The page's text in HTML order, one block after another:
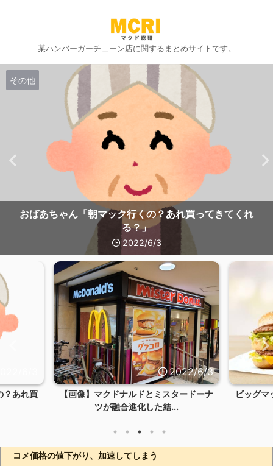
某ハンバーガーチェーン店に関するまとめサイトです。
その他
おばあちゃん「朝マック行くの？あれ買ってきてくれ
る？」
2022/6/3
？あれ買
2022/6/3
【画像】マクドナルドとミスタードーナ
ツが融合進化した結...
ビッグマ
コメ価格の値下がり、加速してしまう